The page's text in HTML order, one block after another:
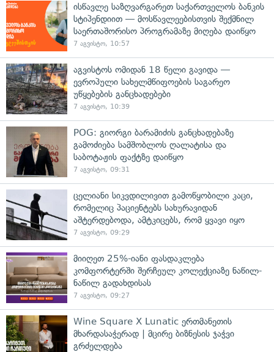
ისწავლე საზღვარგარეთ საქართველოს ბანკის
სტიპენდიით — მოსწავლეებისთვის შექმნილ
საერთაშორისო პროგრამაზე მიღება დაიწყო
7 აგვისტო, 10:57
აგვისტოს ომიდან 18 წელი გავიდა —
ევროპული სახელმწიფოების საგარეო
უწყებების განცხადებები
7 აგვისტო, 10:39
POG: გიორგი ბარამიძის განცხადებაზე
გამოძიება სამშობლოს ღალატისა და
საბოტაჟის ფაქტზე დაიწყო
7 აგვისტო, 09:31
ცელიანი სიკვდილივით გამოწყობილი კაცი,
რომელიც პაციენტებს სახურავიდან
აშტერდებოდა, ამტკიცებს, რომ ყვავი იყო
7 აგვისტო, 09:29
მიიღეთ 25%-იანი ფასდაკლება
კომფორტერში შერჩეულ კოლექციაზე ნაწილ-
ნაწილ გადახდისას
7 აგვისტო, 09:27
Wine Square X Lunatic ერთმანეთის
მხარდასაჭერად | მცირე ბიზნესის ჯაჭვი
გრძელდება